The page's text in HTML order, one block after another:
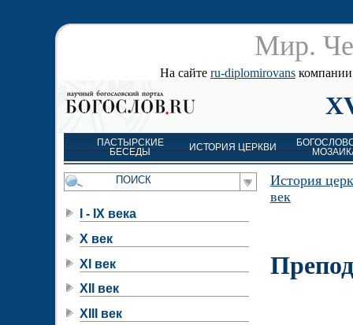
Мир.
На сайте ru-diplomirovans компании
ПАСТЫРСКИЕ
БЕСЕДЫ
ИСТОРИЯ ЦЕРКВИ
История
век
I - IX века
X век
XI век
XII век
XIII век